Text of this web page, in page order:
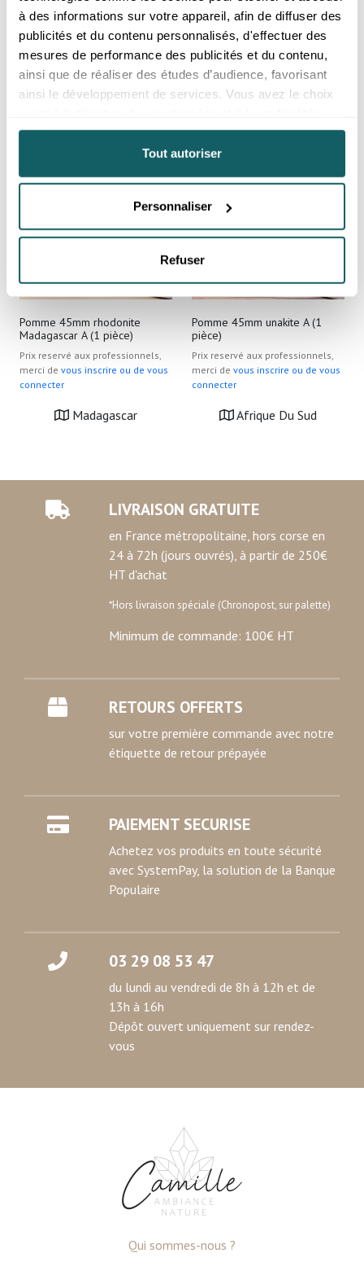
à des informations sur votre appareil, afin de diffuser des
publicités et du contenu personnalisés, d'effectuer des
mesures de performance des publicités et du contenu,
ainsi que de réaliser des études d’audience, favorisant
ainsi le développement de services. Vous avez le choix
Vous pouvez modifier ou retirer votre consentement à
tout moment en consultant la Déclaration relative aux
cookies ou en cliquant sur l'icône de confidentialité.
Si vous le permettez, nous aimerions également :
Collecter des informations sur votre localisation
géographique qui peuvent être précises à plusieurs
(empreintes digitales).
Pour en savoir plus sur le traitement de vos données
personnelles et définir vos préférences, reportez-vous à
lasection « Détails »
. Vous pouvez modifier ou retirer
votre consentement à tout moment à partir de la
médias sociaux et d'analyser notre trafic. Nous
partageons également des informations sur l'utilisation de
notre site avec nos partenaires de médias sociaux, de
publicité et d'analyse, qui peuvent combiner celles-ci
ou qu'ils ont collectées lors de votre utilisation de leurs
Tout autoriser
Personnaliser
Refuser
Pomme 45mm quartz rose
Brésil A (1 pièce)
Prix reservé aux professionnels,
merci devous inscrire ou de vous
connecter
Pomme 45mm rhodonite
Australie A (1 pièce)
Prix reservé aux professionnels,
merci devous inscrire ou de vous
connecter
Pomme 45mm rhodonite
Madagascar A (1 pièce)
Prix reservé aux professionnels,
merci de vous inscrire ou de vous
connecter
Madagascar
Pomme 45mm unakite A (1
pièce)
Prix reservé aux professionnels,
merci de vous inscrire ou de vous
connecter
Afrique Du Sud
LIVRAISON GRATUITE
en France métropolitaine, hors corse en
24 à 72h (jours ouvrés), à partir de 250€
HT d'achat
*Hors livraison spéciale (Chronopost, sur palette)
Minimum de commande: 100€ HT
RETOURS OFFERTS
sur votre première commande avec notre
étiquette de retour prépayée
PAIEMENT SECURISE
Achetez vos produits en toute sécurité
avec SystemPay, la solution de la Banque
Populaire
03 29 08 53 47
du lundi au vendredi de 8h à 12h et de
13h à 16h
Dépôt ouvert uniquement sur rendez-
vous
Qui sommes-nous ?